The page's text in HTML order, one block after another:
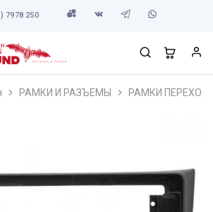
7978 250
РАМКИ И РАЗЪЕМЫ РАМКИ